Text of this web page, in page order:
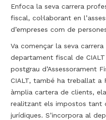
Enfoca la seva carrera
fiscal, col·laborant en
d’empreses com de
Va començar la seva
departament fiscal de
postgrau d’Assessorament
CIALT, també ha treballat a
àmplia cartera de clients,
realitzant els impostos tant
jurídiques. S’incorpora al